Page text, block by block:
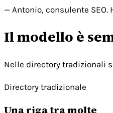
— Antonio, consulente
Il modello è
Nelle directory tradizionali
Directory tradizionale
Una riga tra molte